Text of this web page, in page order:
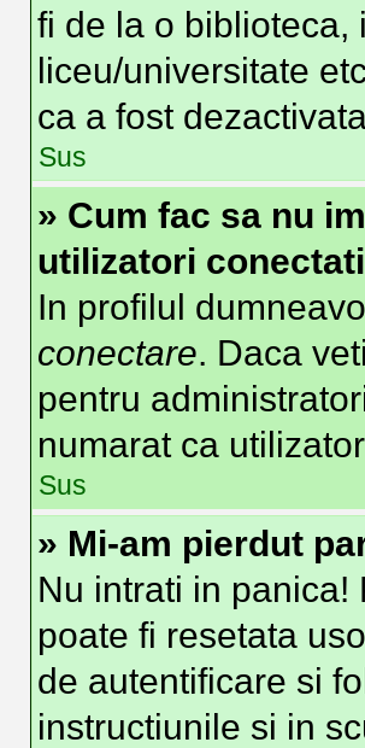
fi de la o biblioteca,
liceu/universitate
ca a fost
Sus
» Cum fac sa nu
utilizatori
In profilul
conectare. Daca
pentru
numarat ca
Sus
» Mi-am pierdut
Nu intrati in panica!
poate fi resetata
de autentificare si
instructiunile si in